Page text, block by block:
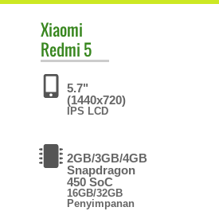
Xiaomi
Redmi 5
5.7"
(1440x720)
IPS LCD
2GB/3GB/4GB
Snapdragon
450 SoC
16GB/32GB
Penyimpanan